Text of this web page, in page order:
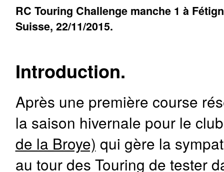
RC Touring Challenge manche 1 à
Suisse, 22/11/2015.
Introduction.
Après une première course
la saison hivernale pour le
de la Broye) qui gère la
au tour des Touring de tester